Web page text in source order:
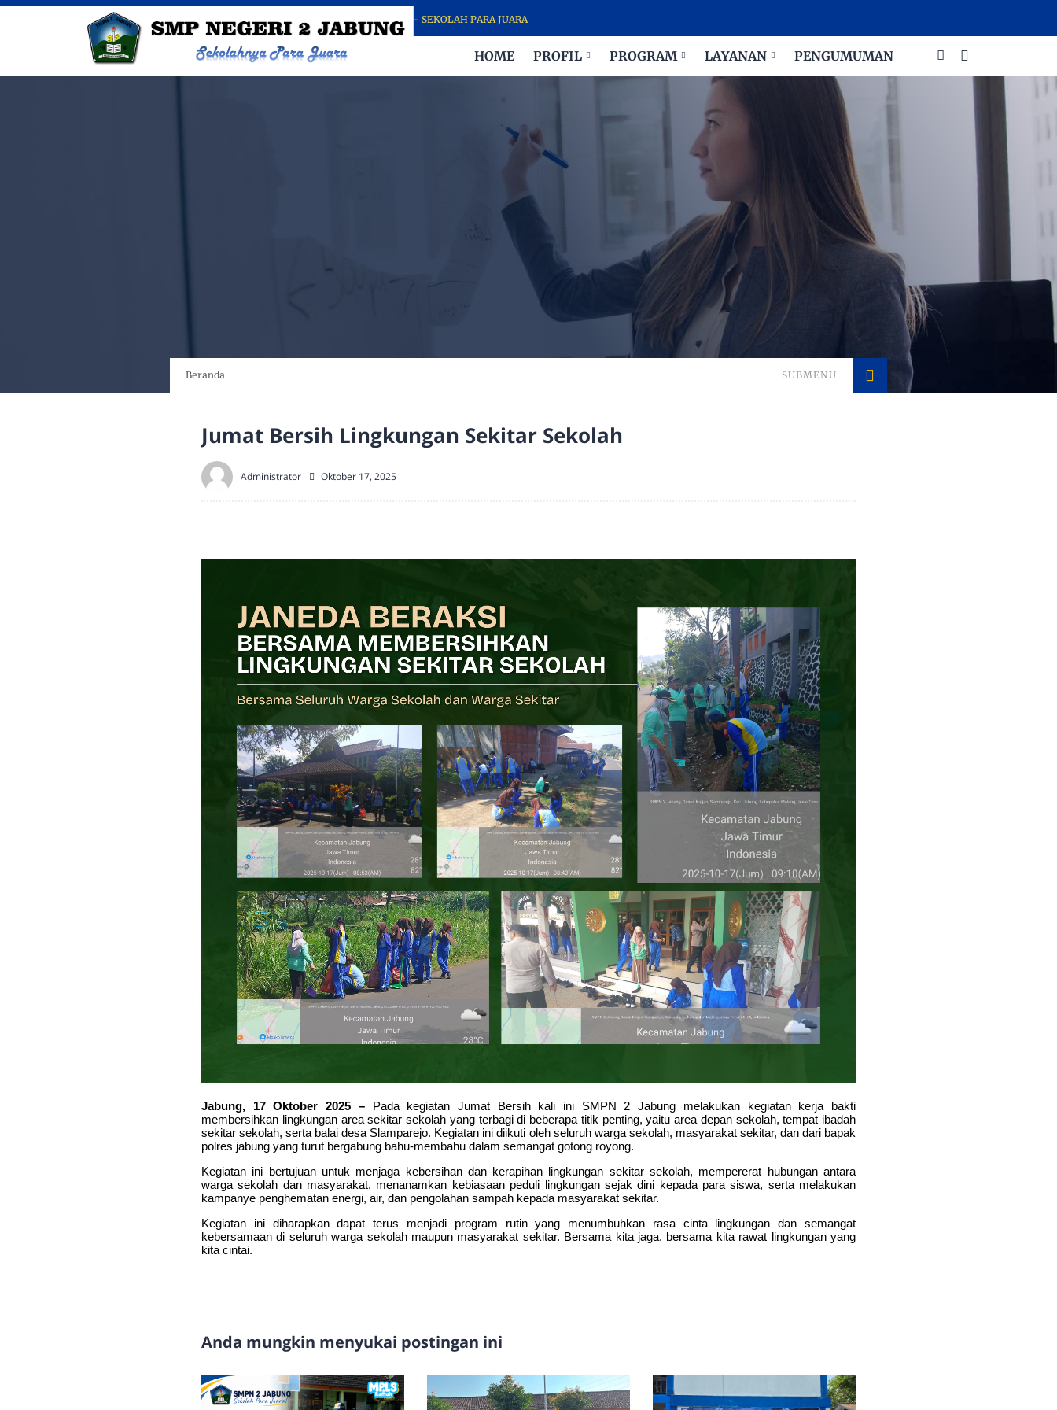
SMP NEGERI 2 JABUNG - SEKOLAH PARA JUARA
HOME PROFIL PROGRAM LAYANAN PENGUMUMAN
Beranda SUBMENU
Jumat Bersih Lingkungan Sekitar Sekolah
Administrator Oktober 17, 2025
Jabung, 17 Oktober 2025 – Pada kegiatan Jumat Bersih kali ini SMPN 2 Jabung melakukan kegiatan kerja bakti
membersihkan lingkungan area sekitar sekolah yang terbagi di beberapa titik penting, yaitu area depan sekolah, tempat ibadah
sekitar sekolah, serta balai desa Slamparejo. Kegiatan ini diikuti oleh seluruh warga sekolah, masyarakat sekitar, dan dari bapak
polres jabung yang turut bergabung bahu-membahu dalam semangat gotong royong.
Kegiatan ini bertujuan untuk menjaga kebersihan dan kerapihan lingkungan sekitar sekolah, mempererat hubungan antara
warga sekolah dan masyarakat, menanamkan kebiasaan peduli lingkungan sejak dini kepada para siswa, serta melakukan
kampanye penghematan energi, air, dan pengolahan sampah kepada masyarakat sekitar.
Kegiatan ini diharapkan dapat terus menjadi program rutin yang menumbuhkan rasa cinta lingkungan dan semangat
kebersamaan di seluruh warga sekolah maupun masyarakat sekitar. Bersama kita jaga, bersama kita rawat lingkungan yang
kita cintai.
Anda mungkin menyukai postingan ini